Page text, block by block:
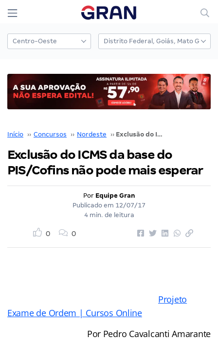
Início ›› Concursos ›› Nordeste ›› Exclusão do ICMS da base do PIS/Cofins não pode mais esperar
Exclusão do ICMS da base do
PIS/Cofins não pode mais esperar
Por Equipe Gran
Publicado em 12/07/17
4 min. de leitura
0 0
Projeto
Exame de Ordem | Cursos Online
Por Pedro Cavalcanti Amarante